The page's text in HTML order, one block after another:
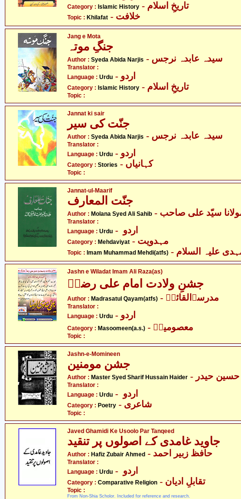
Category : Islamic History - تاریخِ اسلام
Topic : Khilafat
Jang e Mota
جنگِ موتہ
Author : Syeda Abida Narjis - سیدہ عابدہ نرجس
Translator :
Language : Urdu - اردو
Category : Islamic History - تاریخِ اسلام
Topic :
Jannat ki sair
جنّت کی سیر
Author : Syeda Abida Narjis - سیدہ عابدہ نرجس
Translator :
Language : Urdu - اردو
Category : Stories - کہانیاں
Topic :
Jannat-ul-Maarif
Author : Molana Syed Ali Sahib سیّد علی صاحب
Translator :
Language : Urdu
Category : Mehdaviyat - مہدویت
Topic : Imam Muhammad Mehdi(atfs) علیہ السلام
Jashn e Wiladat Imam Ali Raza(as)
جشنِ ولادت امام علی رضاؑ
Author : Madrasatul Qayam(atfs) - مدرسۃالقائمؑ
Translator :
Language : Urdu - اردو
Category : Masoomeen(a.s.) - معصومینؑ
Topic :
Jashn-e-Momineen
Author : Master Syed Sharif Hussain Haider حیدر
Translator :
Language : Urdu
Category : Poetry - شاعری
Topic :
Javed Ghamidi Ke Usoolo Par Tanqeed
Author : Hafiz Zubair Ahmed - حافظ زبیر احمد
Translator :
Language : Urdu
Category : Comparative Religion - تقابلِ ادیان
Topic :
From Non-Shia Scholor. Included for reference and research.